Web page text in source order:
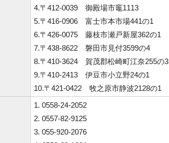
4.〒412-0039 御殿場市竈1113
5.〒416-0906 富士市本市場441の1
6.〒426-0075 藤枝市瀬戸新屋362の1
7.〒438-8622 磐田市見付3599の4
8.〒410-3624 賀茂郡松崎町江奈255の3
9.〒410-2413 伊豆市小立野24の1
10.〒421-0422 牧之原市静波2128の1
1. 0558-24-2052
2. 0557-82-9125
3. 055-920-2076